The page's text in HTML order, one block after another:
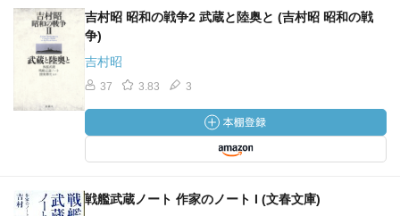
吉村昭 昭和の戦争2 武蔵と陸奥と (吉村昭 昭和の戦
争)
吉村昭
37 3.83 3
戦艦武蔵ノート 作家のノート I (文春文庫)